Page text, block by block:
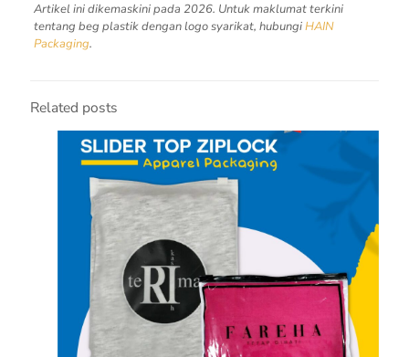
Artikel ini dikemaskini pada 2026. Untuk maklumat terkini
tentang beg plastik dengan logo syarikat, hubungiHAIN
Packaging.
Related posts